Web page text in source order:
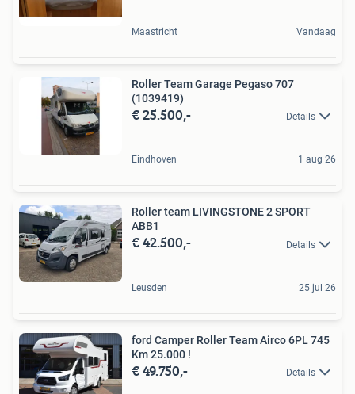
Maastricht Vandaag
Roller Team Garage Pegaso 707
(1039419)
€ 25.500,- Details
Eindhoven 1 aug 26
Roller team LIVINGSTONE 2 SPORT
ABB1
€ 42.500,- Details
Leusden 25 jul 26
ford Camper Roller Team Airco 6PL 745
Km 25.000 !
€ 49.750,- Details